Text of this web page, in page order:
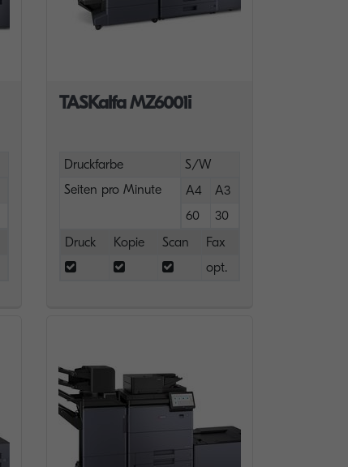
TASKalfa MZ6001i
Druckfarbe
S/W
Seiten pro Minute
A4
A3
60
30
Druck
Kopie Scan
Fax
opt.